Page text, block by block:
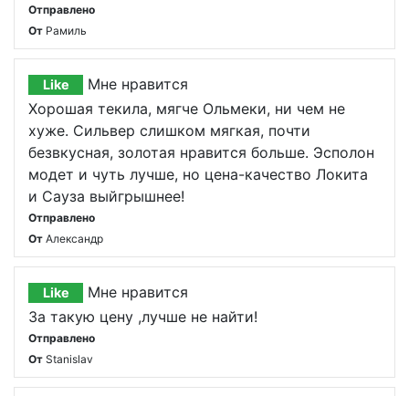
Отправлено
От Рамиль
Like
Мне нравится
Хорошая текила, мягче Ольмеки, ни чем не
хуже. Сильвер слишком мягкая, почти
безвкусная, золотая нравится больше. Эсполон
модет и чуть лучше, но цена-качество Локита
и Сауза выйгрышнее!
Отправлено
От Александр
Like
Мне нравится
За такую цену ,лучше не найти!
Отправлено
От Stanislav